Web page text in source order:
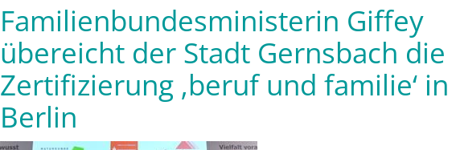
Familienbundesministerin Giffey
übereicht der Stadt Gernsbach die
Zertifizierung ‚beruf und familie‘ in
Berlin